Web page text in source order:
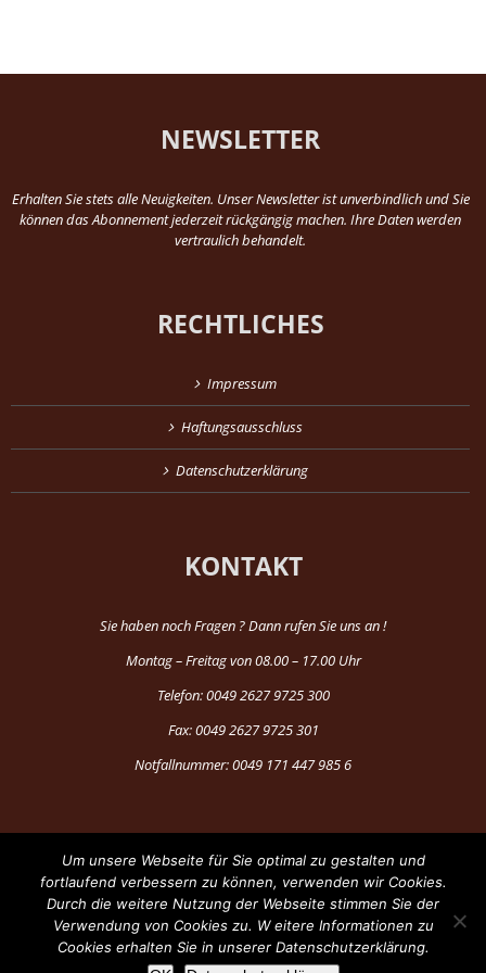
NEWSLETTER
Erhalten Sie stets alle Neuigkeiten. Unser Newsletter ist unverbindlich und Sie
können das Abonnement jederzeit rückgängig machen. Ihre Daten werden
vertraulich behandelt.
RECHTLICHES
Impressum
Haftungsausschluss
Datenschutzerklärung
KONTAKT
Sie haben noch Fragen ? Dann rufen Sie uns an !
Montag – Freitag von 08.00 – 17.00 Uhr
Telefon: 0049 2627 9725 300
Fax: 0049 2627 9725 301
Notfallnummer: 0049 171 447 985 6
®Copyright 1997-2024 by Fun Production
FacebookYouTube
Um unsere Webseite für Sie optimal zu gestalten und
fortlaufend verbessern zu können, verwenden wir Cookies.
Durch die weitere Nutzung der Webseite stimmen Sie der
Verwendung von Cookies zu. W eitere Informationen zu
Cookies erhalten Sie in unserer Datenschutzerklärung.